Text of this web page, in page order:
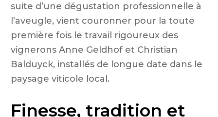
suite d’une dégustation professionnelle à
l’aveugle, vient couronner pour la toute
première fois le travail rigoureux des
vignerons Anne Geldhof et Christian
Balduyck, installés de longue date dans le
paysage viticole local.
Finesse, tradition et